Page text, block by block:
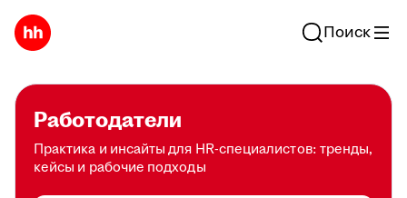
Поиск
Работодатели
Практика и инсайты для HR-специалистов: тренды,
кейсы и рабочие подходы